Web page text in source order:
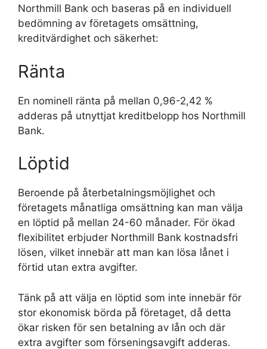
Northmill Bank och baseras på en individuell
bedömning av företagets omsättning,
kreditvärdighet och säkerhet:
Ränta
En nominell ränta på mellan 0,96-2,42 %
adderas på utnyttjat kreditbelopp hos Northmill
Bank.
Löptid
Beroende på återbetalningsmöjlighet och
företagets månatliga omsättning kan man välja
en löptid på mellan 24-60 månader. För ökad
flexibilitet erbjuder Northmill Bank kostnadsfri
lösen, vilket innebär att man kan lösa lånet i
förtid utan extra avgifter.
Tänk på att välja en löptid som inte innebär för
stor ekonomisk börda på företaget, då detta
ökar risken för sen betalning av lån och där
extra avgifter som förseningsavgift adderas.